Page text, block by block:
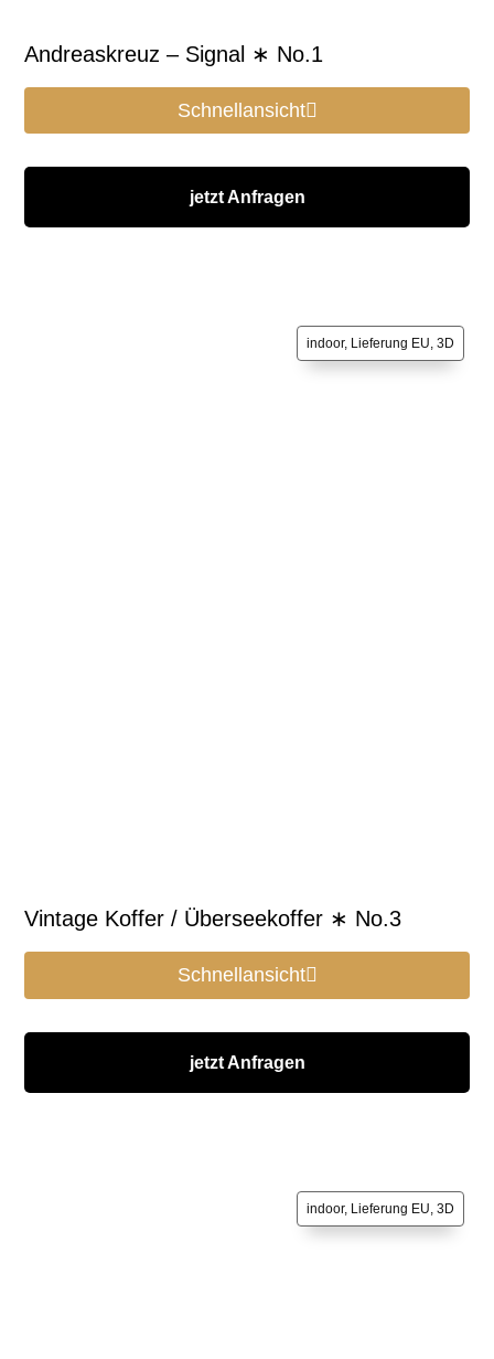
Andreaskreuz – Signal ∗ No.1
Schnellansicht
jetzt Anfragen
indoor, Lieferung EU, 3D
Vintage Koffer / Überseekoffer ∗ No.3
Schnellansicht
jetzt Anfragen
indoor, Lieferung EU, 3D